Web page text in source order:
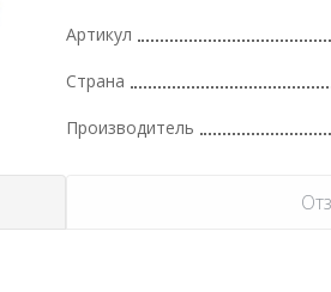
Артикул
Страна
Производитель